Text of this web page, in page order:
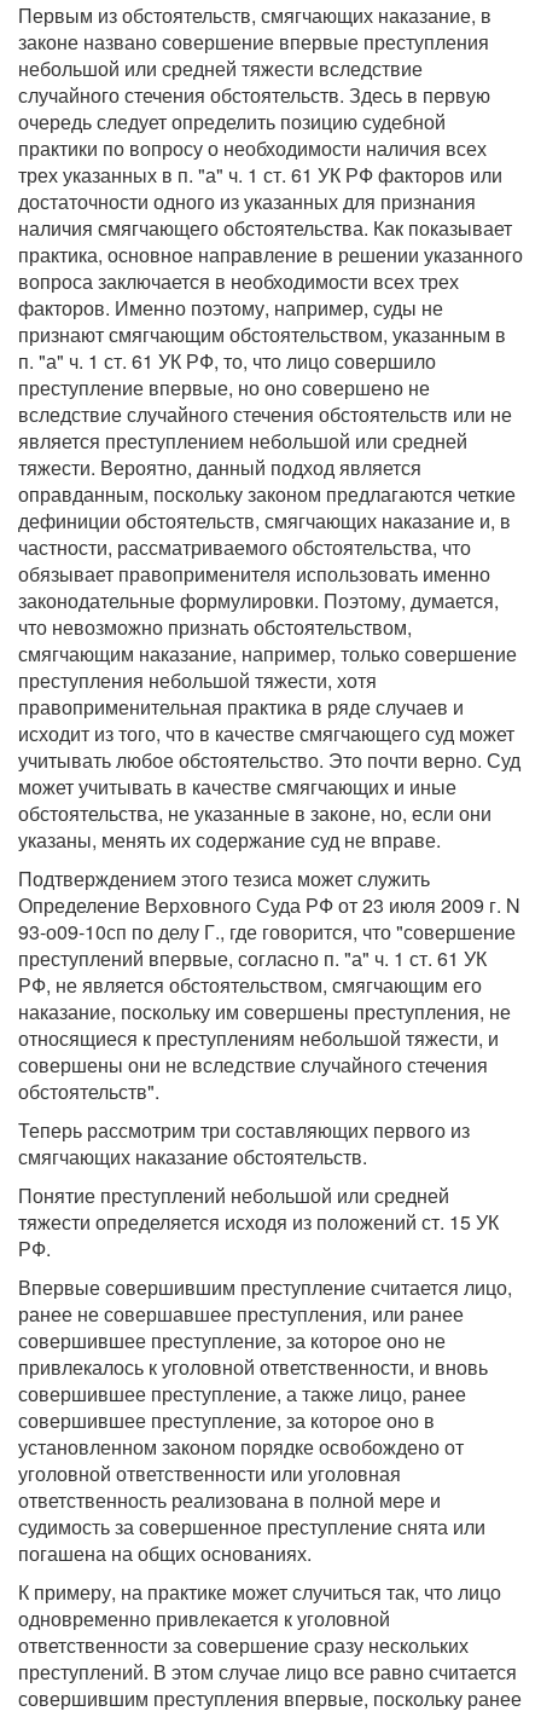
Первым из обстоятельств, смягчающих наказание, в
законе названо совершение впервые преступления
небольшой или средней тяжести вследствие
случайного стечения обстоятельств. Здесь в первую
очередь следует определить позицию судебной
практики по вопросу о необходимости наличия всех
трех указанных в п. "а" ч. 1 ст. 61 УК РФ факторов или
достаточности одного из указанных для признания
наличия смягчающего обстоятельства. Как показывает
практика, основное направление в решении указанного
вопроса заключается в необходимости всех трех
факторов. Именно поэтому, например, суды не
признают смягчающим обстоятельством, указанным в
п. "а" ч. 1 ст. 61 УК РФ, то, что лицо совершило
преступление впервые, но оно совершено не
вследствие случайного стечения обстоятельств или не
является преступлением небольшой или средней
тяжести. Вероятно, данный подход является
оправданным, поскольку законом предлагаются четкие
дефиниции обстоятельств, смягчающих наказание и, в
частности, рассматриваемого обстоятельства, что
обязывает правоприменителя использовать именно
законодательные формулировки. Поэтому, думается,
что невозможно признать обстоятельством,
смягчающим наказание, например, только совершение
преступления небольшой тяжести, хотя
правоприменительная практика в ряде случаев и
исходит из того, что в качестве смягчающего суд может
учитывать любое обстоятельство. Это почти верно. Суд
может учитывать в качестве смягчающих и иные
обстоятельства, не указанные в законе, но, если они
указаны, менять их содержание суд не вправе.
Подтверждением этого тезиса может служить
Определение Верховного Суда РФ от 23 июля 2009 г. N
93-о09-10сп по делу Г., где говорится, что "совершение
преступлений впервые, согласно п. "а" ч. 1 ст. 61 УК
РФ, не является обстоятельством, смягчающим его
наказание, поскольку им совершены преступления, не
относящиеся к преступлениям небольшой тяжести, и
совершены они не вследствие случайного стечения
обстоятельств".
Теперь рассмотрим три составляющих первого из
смягчающих наказание обстоятельств.
Понятие преступлений небольшой или средней
тяжести определяется исходя из положений ст. 15 УК
РФ.
Впервые совершившим преступление считается лицо,
ранее не совершавшее преступления, или ранее
совершившее преступление, за которое оно не
привлекалось к уголовной ответственности, и вновь
совершившее преступление, а также лицо, ранее
совершившее преступление, за которое оно в
установленном законом порядке освобождено от
уголовной ответственности или уголовная
ответственность реализована в полной мере и
судимость за совершенное преступление снята или
погашена на общих основаниях.
К примеру, на практике может случиться так, что лицо
одновременно привлекается к уголовной
ответственности за совершение сразу нескольких
преступлений. В этом случае лицо все равно считается
совершившим преступления впервые, поскольку ранее